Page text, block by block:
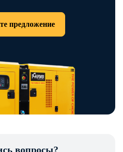
предложение
вопросы?